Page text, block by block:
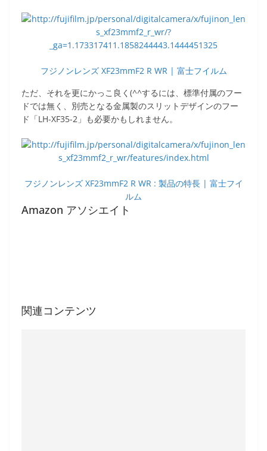
フジノンレンズ XF23mmF2 R WR | 富士フイルム
ただ、それを更にかっこ良く(^^するには、標準付属のフー
ドでは無く、別売となる金属製のスリットデザインのフー
ド「LH-XF35-2」も必要かもしれません。
フジノンレンズ XF23mmF2 R WR : 製品の特長 | 富士フイ
ルム
Amazon アソシエイト
関連コンテンツ